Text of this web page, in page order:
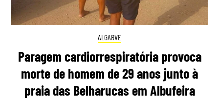
ALGARVE
Paragem cardiorrespiratória provoca
morte de homem de 29 anos junto à
praia das Belharucas em Albufeira